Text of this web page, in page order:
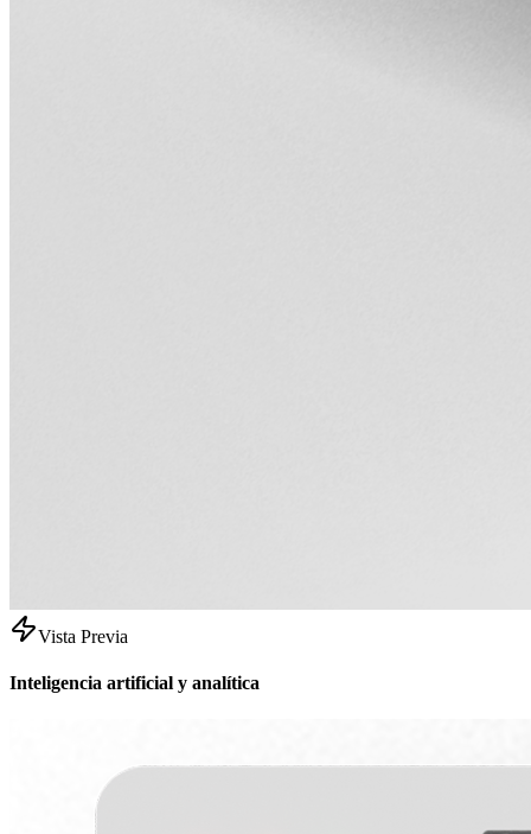
Vista Previa
Inteligencia artificial y analítica